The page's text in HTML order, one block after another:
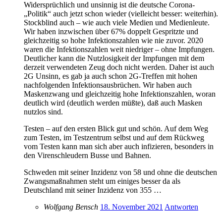
Widersprüchlich und unsinnig ist die deutsche Corona-
„Politik“ auch jetzt schon wieder (vielleicht besser: weiterhin).
Stockblind auch – wie auch viele Medien und Medienleute.
Wir haben inzwischen über 67% doppelt Gespritzte und
gleichzeitig so hohe Infektionszahlen wie nie zuvor. 2020
waren die Infektionszahlen weit niedriger – ohne Impfungen.
Deutlicher kann die Nutzlosigkeit der Impfungen mit dem
derzeit verwendeten Zeug doch nicht werden. Daher ist auch
2G Unsinn, es gab ja auch schon 2G-Treffen mit hohen
nachfolgenden Infektionsausbrüchen. Wir haben auch
Maskenzwang und gleichzeitig hohe Infektionszahlen, woran
deutlich wird (deutlich werden müßte), daß auch Masken
nutzlos sind.
Testen – auf den ersten Blick gut und schön. Auf dem Weg
zum Testen, im Testzentrum selbst und auf dem Rückweg
vom Testen kann man sich aber auch infizieren, besonders in
den Virenschleudern Busse und Bahnen.
Schweden mit seiner Inzidenz von 58 und ohne die deutschen
Zwangsmaßnahmen steht um einiges besser da als
Deutschland mit seiner Inzidenz von 355 …
Wolfgang Bensch 18. November 2021 Antworten